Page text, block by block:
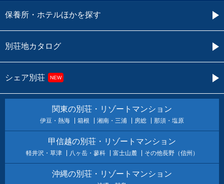
保養所・ホテルほかを探す
別荘地カタログ
シェア別荘 NEW
関東の別荘・リゾートマンション
伊豆・熱海 箱根 湘南・三浦 房総 那須・塩原
甲信越の別荘・リゾートマンション
軽井沢・草津 八ヶ岳・蓼科 富士山麓 その他長野（信州）
沖縄の別荘・リゾートマンション